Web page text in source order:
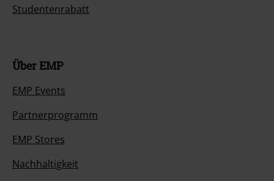
Studentenrabatt
Über EMP
EMP Events
Partnerprogramm
EMP Stores
Nachhaltigkeit